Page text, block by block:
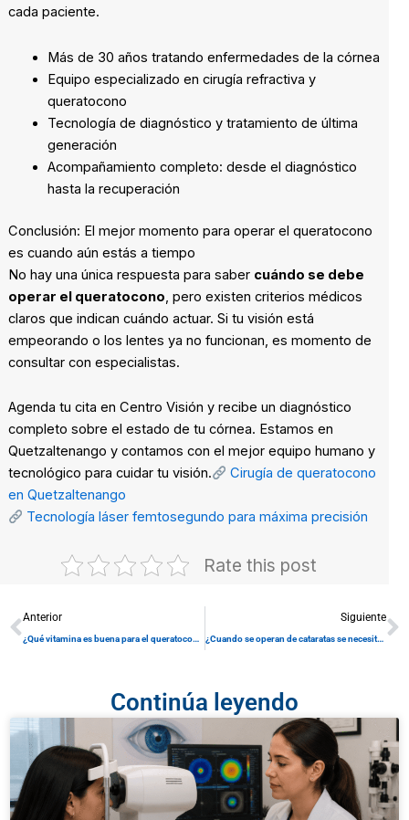
cada paciente.
Más de 30 años tratando enfermedades de la córnea
Equipo especializado en cirugía refractiva y
queratocono
Tecnología de diagnóstico y tratamiento de última
generación
Acompañamiento completo: desde el diagnóstico
hasta la recuperación
Conclusión: El mejor momento para operar el queratocono
es cuando aún estás a tiempo
No hay una única respuesta para saber cuándo se debe
operar el queratocono, pero existen criterios médicos
claros que indican cuándo actuar. Si tu visión está
empeorando o los lentes ya no funcionan, es momento de
consultar con especialistas.
Agenda tu cita en Centro Visión y recibe un diagnóstico
completo sobre el estado de tu córnea. Estamos en
Quetzaltenango y contamos con el mejor equipo humano y
tecnológico para cuidar tu visión.
Cirugía de queratocono
en Quetzaltenango
Tecnología láser femtosegundo para máxima precisión
Rate this post
Prev
Anterior
¿Qué vitamina es buena para el queratocono? La verdad sobre la riboflavina y otros nutrientes para tus ojos
Siguiente
¿Cuando se operan de cataratas se necesitan gafas? Descubre qué esperar después de la cirugía
Continúa leyendo